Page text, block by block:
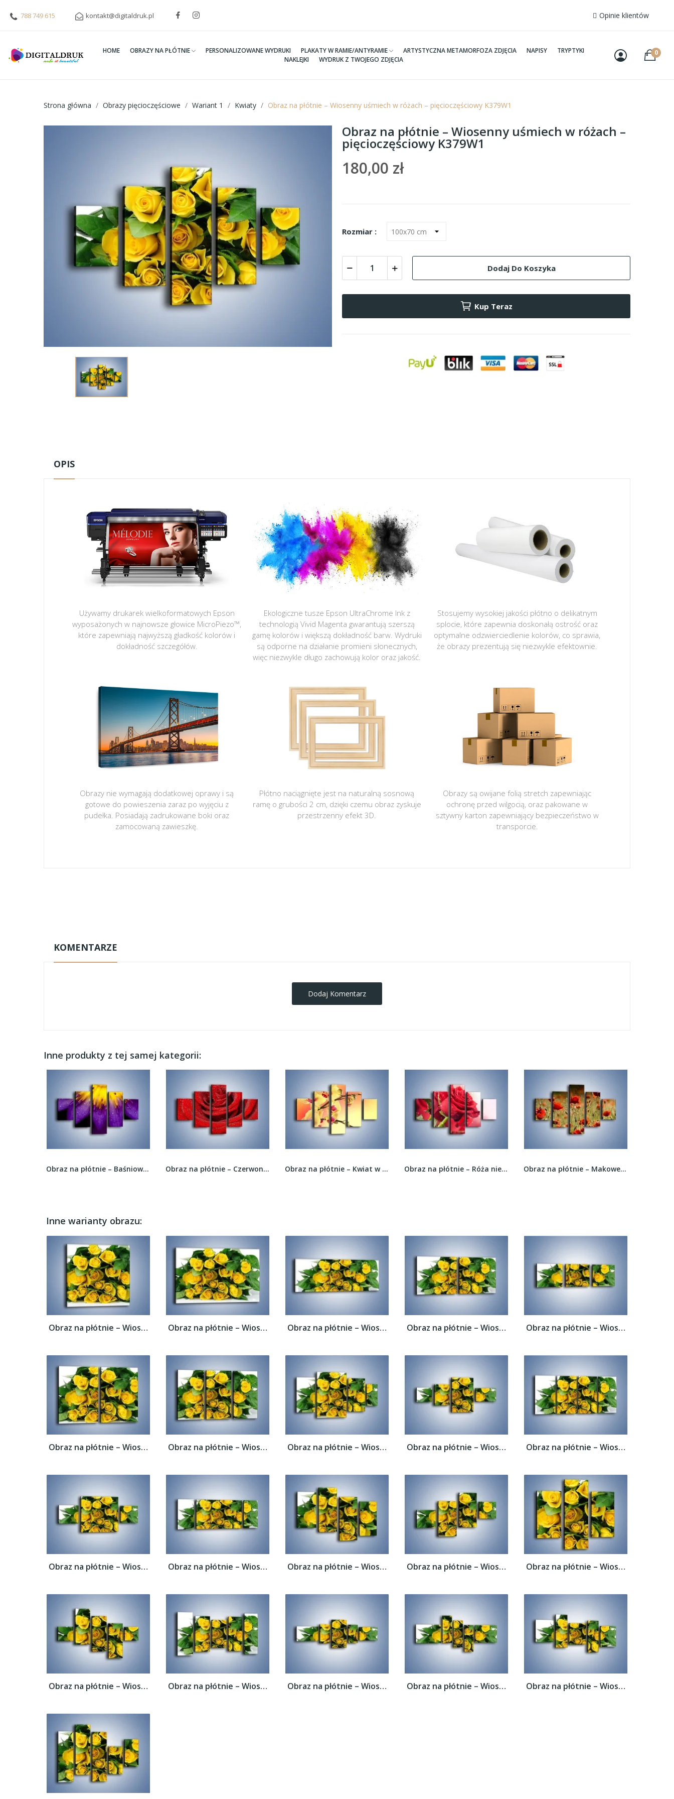
788 749 615 kontakt@digitaldruk.pl Opinie klientów
HOME OBRAZY NA PŁÓTNIE PERSONALIZOWANE WYDRUKI PLAKATY W RAMIE/ANTYRAMIE ARTYSTYCZNA METAMORFOZA ZDJĘCIA NAPISY
TRYPTYKI
NAKLEJKI
WYDRUK Z TWOJEGO ZDJĘCIA
0
Strona główna Obrazy pięcioczęściowe Wariant 1 Kwiaty Obraz na płótnie – Wiosenny uśmiech w różach – pięcioczęściowy K379W1
Obraz na płótnie – Wiosenny uśmiech w różach –
pięcioczęściowy K379W1
180,00 zł
Rozmiar :
Dodaj Do Koszyka
Kup Teraz
OPIS
Używamy drukarek wielkoformatowych Epson
wyposażonych w najnowsze głowice MicroPiezo™,
które zapewniają najwyższą gładkość kolorów i
dokładność szczegółów.
Ekologiczne tusze Epson UltraChrome Ink z
technologią Vivid Magenta gwarantują szerszą
gamę kolorów i większą dokładność barw. Wydruki
są odporne na działanie promieni słonecznych,
więc niezwykle długo zachowują kolor oraz jakość.
Stosujemy wysokiej jakości płótno o delikatnym
splocie, które zapewnia doskonałą ostrość oraz
optymalne odzwierciedlenie kolorów, co sprawia,
że obrazy prezentują się niezwykle efektownie.
Obrazy nie wymagają dodatkowej oprawy i są
gotowe do powieszenia zaraz po wyjęciu z
pudełka. Posiadają zadrukowane boki oraz
zamocowaną zawieszkę.
Płótno naciągnięte jest na naturalną sosnową
ramę o grubości 2 cm, dzięki czemu obraz zyskuje
przestrzenny efekt 3D.
Obrazy są owijane folią stretch zapewniając
ochronę przed wilgocią, oraz pakowane w
sztywny karton zapewniający bezpieczeństwo w
transporcie.
KOMENTARZE
Dodaj Komentarz
Inne produkty z tej samej kategorii:
Obraz na płótnie – Baśniowy kwiat z tajemnicą –... Obraz na płótnie – Czerwona moc w róży –... Obraz na płótnie – Kwiat w kolorze grejfruta –... Obraz na płótnie – Róża nie całkiem mokra –... Obraz na płótnie – Makowe pole w cieniu –...
Inne warianty obrazu:
Obraz na płótnie – Wiosenny uśmiech w... Obraz na płótnie – Wiosenny uśmiech w... Obraz na płótnie – Wiosenny uśmiech w... Obraz na płótnie – Wiosenny uśmiech w... Obraz na płótnie – Wiosenny uśmiech w...
Obraz na płótnie – Wiosenny uśmiech w... Obraz na płótnie – Wiosenny uśmiech w... Obraz na płótnie – Wiosenny uśmiech w... Obraz na płótnie – Wiosenny uśmiech w... Obraz na płótnie – Wiosenny uśmiech w...
Obraz na płótnie – Wiosenny uśmiech w... Obraz na płótnie – Wiosenny uśmiech w... Obraz na płótnie – Wiosenny uśmiech w... Obraz na płótnie – Wiosenny uśmiech w... Obraz na płótnie – Wiosenny uśmiech w...
Obraz na płótnie – Wiosenny uśmiech w... Obraz na płótnie – Wiosenny uśmiech w... Obraz na płótnie – Wiosenny uśmiech w... Obraz na płótnie – Wiosenny uśmiech w... Obraz na płótnie – Wiosenny uśmiech w...